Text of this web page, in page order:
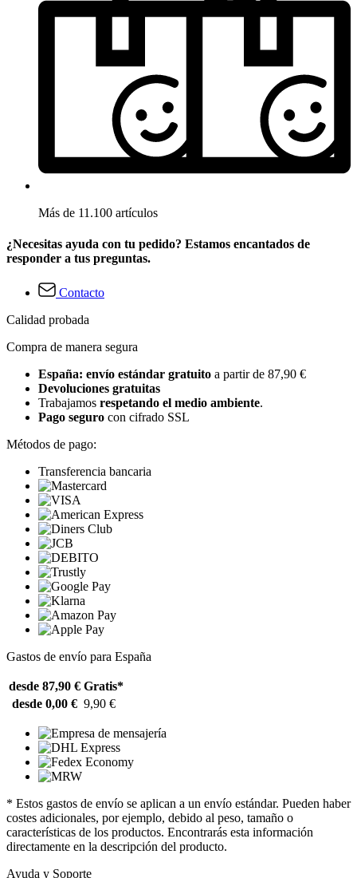
Más de 11.100 artículos
¿Necesitas ayuda con tu pedido? Estamos encantados de
responder a tus preguntas.
Contacto
Calidad probada
Compra de manera segura
España: envío estándar gratuito a partir de 87,90 €
Devoluciones gratuitas
Trabajamos respetando el medio ambiente.
Pago seguro con cifrado SSL
Métodos de pago:
Transferencia bancaria
Gastos de envío para España
desde 87,90 € Gratis*
desde 0,00 € 9,90 €
* Estos gastos de envío se aplican a un envío estándar. Pueden haber
costes adicionales, por ejemplo, debido al peso, tamaño o
características de los productos. Encontrarás esta información
directamente en la descripción del producto.
Ayuda y Soporte